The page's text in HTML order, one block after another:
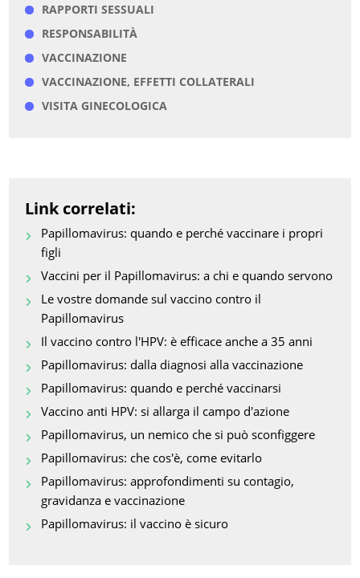
RAPPORTI SESSUALI
RESPONSABILITÀ
VACCINAZIONE
VACCINAZIONE, EFFETTI COLLATERALI
VISITA GINECOLOGICA
Link correlati:
Papillomavirus: quando e perché vaccinare i propri
figli
Vaccini per il Papillomavirus: a chi e quando servono
Le vostre domande sul vaccino contro il
Papillomavirus
Il vaccino contro l'HPV: è efficace anche a 35 anni
Papillomavirus: dalla diagnosi alla vaccinazione
Papillomavirus: quando e perché vaccinarsi
Vaccino anti HPV: si allarga il campo d'azione
Papillomavirus, un nemico che si può sconfiggere
Papillomavirus: che cos'è, come evitarlo
Papillomavirus: approfondimenti su contagio,
gravidanza e vaccinazione
Papillomavirus: il vaccino è sicuro